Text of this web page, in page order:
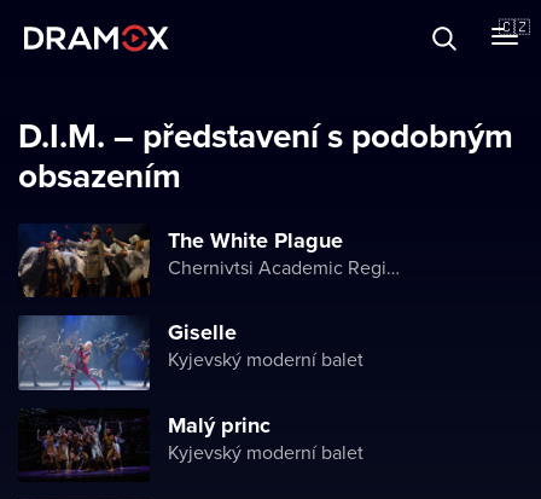
🇨🇿
Registrujte se
D.I.M. – představení s podobným
obsazením
The White Plague
Chernivtsi Academic Regional Ukrainian Music and Drama Theater named after Olga Kobylyanska
Giselle
Kyjevský moderní balet
Malý princ
Kyjevský moderní balet